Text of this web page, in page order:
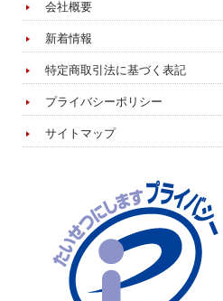
会社概要
新着情報
特定商取引法に基づく表記
プライバシーポリシー
サイトマップ